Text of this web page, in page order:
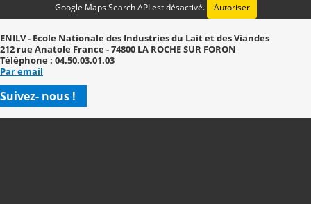
Google Maps Search API est désactivé. Autoriser
ENILV - Ecole Nationale des Industries du Lait et des Viandes
212 rue Anatole France - 74800 LA ROCHE SUR FORON
Téléphone : 04.50.03.01.03
Par email
Suivez- nous !